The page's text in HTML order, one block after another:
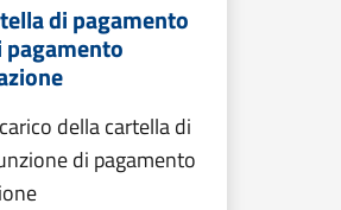
di pagamento
della cartella di
di pagamento